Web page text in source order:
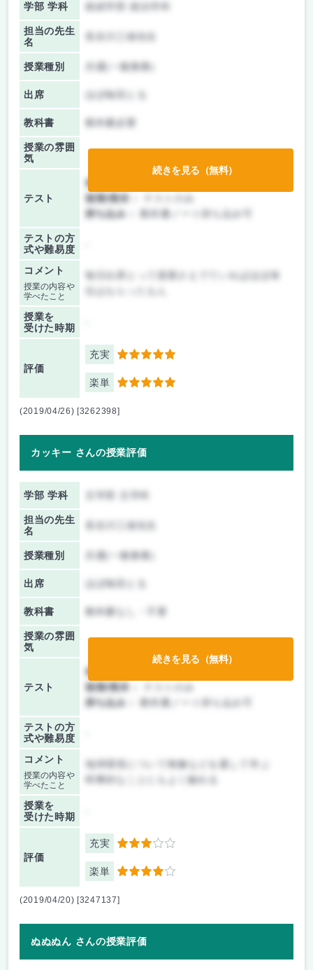
学部 学科 政経学部 政治学科
担当の先生
名
授業種別 共通(一般教養)
出席 ほぼ毎回とる
教科書 教科書必要
授業の雰囲
気
テスト
前期/中間：
後期/期末：
持ち込み：
教科書ノート持ち込み可
テストの方
式や難易度
コメント
授業の内容や
学べたこと
毎日出席とって授業さえでていればほぼ単
授業を
受けた時期
評価
充実 5
楽単 5
続きを見る（無料）
(2019/04/26) [3262398]
カッキー さんの授業評価
学部 学科
担当の先生
名
授業種別 共通(一般教養)
出席 ほぼ毎回とる
教科書 教科書なし・不要
授業の雰囲
気
テスト
前期/中間：
後期/期末：
持ち込み：
教科書ノート持ち込み可
テストの方
式や難易度
コメント
授業の内容や
学べたこと
地球環境について映像などを通して学ぶ
時事的なことにもよく触れる
授業を
受けた時期
評価
充実 3
楽単 4
続きを見る（無料）
(2019/04/20) [3247137]
ぬぬぬん さんの授業評価